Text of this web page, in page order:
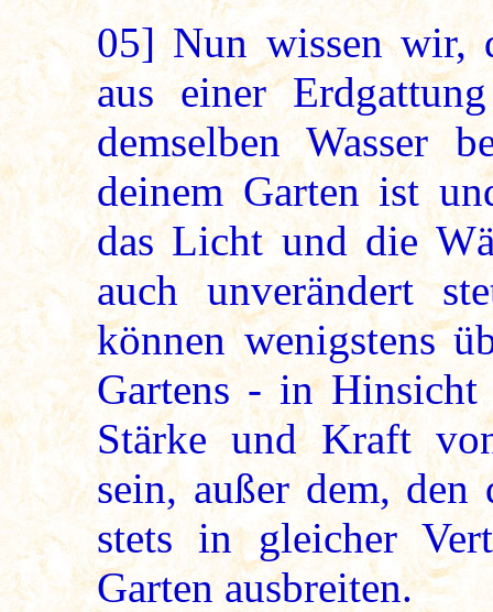
05] Nun wissen wir,
aus einer
demselben Wasser
deinem Garten ist
das Licht und die
auch unverändert
können wenigstens
Gartens - in Hinsicht
Stärke und Kraft
sein, außer dem, den
stets in gleicher
Garten ausbreiten.